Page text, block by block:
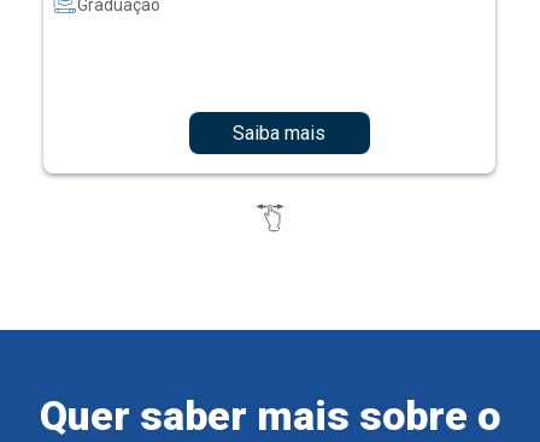
Graduação
Saiba mais
Quer saber mais sobre o